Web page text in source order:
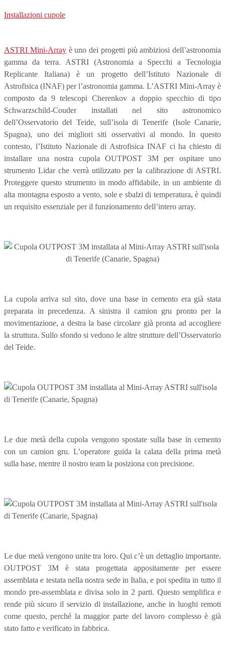
Installazioni cupole
ASTRI Mini-Arrayè uno dei progetti più ambiziosi dell’astronomia
gamma da terra. ASTRI (Astronomia a Specchi a Tecnologia
Replicante Italiana) è un progetto dell’Istituto Nazionale di
Astrofisica (INAF) per l’astronomia gamma. L’ASTRI Mini-Array è
composto da 9 telescopi Cherenkov a doppio specchio di tipo
Schwarzschild-Couder installati nel sito astronomico
dell’Osservatorio del Teide, sull’isola di Tenerife (Isole Canarie,
Spagna), uno dei migliori siti osservativi al mondo. In questo
contesto, l’Istituto Nazionale di Astrofisica INAF ci ha chiesto di
installare una nostra cupola OUTPOST 3M per ospitare uno
strumento Lidar che verrà utilizzato per la calibrazione di ASTRI.
Proteggere questo strumento in modo affidabile, in un ambiente di
alta montagna esposto a vento, sole e sbalzi di temperatura, è quindi
un requisito essenziale per il funzionamento dell’intero array.
La cupola arriva sul sito, dove una base in cemento era già stata
preparata in precedenza. A sinistra il camion gru pronto per la
movimentazione, a destra la base circolare già pronta ad accogliere
la struttura. Sullo sfondo si vedono le altre strutture dell’Osservatorio
del Teide.
Le due metà della cupola vengono spostate sulla base in cemento
con un camion gru. L’operatore guida la calata della prima metà
sulla base, mentre il nostro team la posiziona con precisione.
Le due metà vengono unite tra loro. Qui c’è un dettaglio importante.
OUTPOST 3M è stata progettata appositamente per essere
assemblata e testata nella nostra sede in Italia, e poi spedita in tutto il
mondo pre-assemblata e divisa solo in 2 parti. Questo semplifica e
rende più sicuro il servizio di installazione, anche in luoghi remoti
come questo, perché la maggior parte del lavoro complesso è già
stato fatto e verificato in fabbrica.